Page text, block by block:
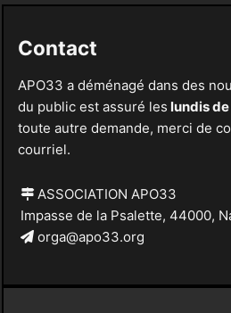
Contact
APO33 a déménagé dans des
du public est assuré les lundis
toute autre demande, merci de
courriel.
ASSOCIATION APO33
Impasse de la Psalette, 44000,
orga@apo33.org